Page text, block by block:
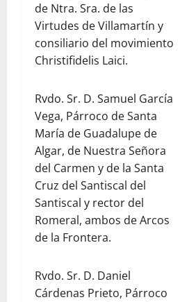
de Ntra. Sra. de las
Virtudes de Villamartín y
consiliario del movimiento
Christifidelis Laici.
Rvdo. Sr. D. Samuel García
Vega, Párroco de Santa
María de Guadalupe de
Algar, de Nuestra Señora
del Carmen y de la Santa
Cruz del Santiscal del
Santiscal y rector del
Romeral, ambos de Arcos
de la Frontera.
Rvdo. Sr. D. Daniel
Cárdenas Prieto, Párroco